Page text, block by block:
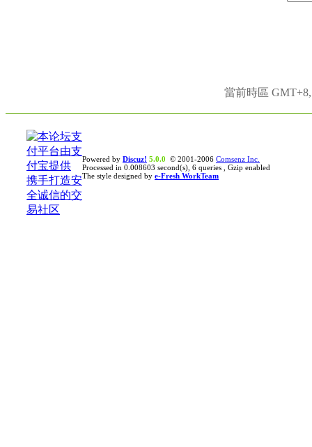
當前時區
Powered by Discuz! 5.0.0 © 2001-2006 Comsenz Inc.
Processed in 0.008603 second(s), 6 queries , Gzip enabled
The style designed by e-Fresh WorkTeam